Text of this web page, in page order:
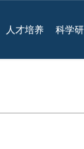
人才培养 科学